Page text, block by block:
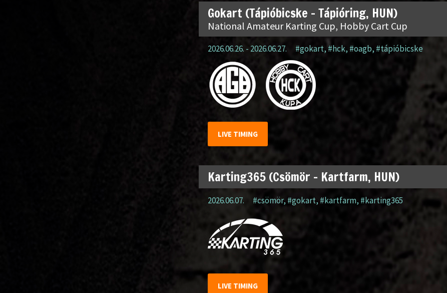
Gokart (Tápióbicske – Tápióring, HUN)
National Amateur Karting Cup, Hobby Cart Cup
2026.06.26. - 2026.06.27. #gokart,#hck, #oagb, #tápióbicske
LIVE TIMING
Karting365 (Csömör – Kartfarm, HUN)
2026.06.07. #csömör, #gokart, #kartfarm, #karting365
LIVE TIMING